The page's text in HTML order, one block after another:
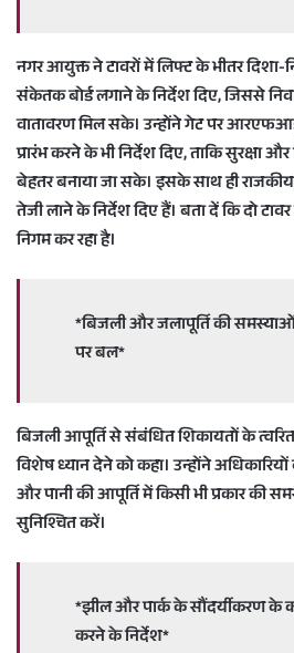
नगर आयुक्त ने टावरों में लिफ्ट के भीतर दिशा-
संकेतक बोर्ड लगाने के निर्देश दिए, जिससे
वातावरण मिल सके। उन्होंने गेट पर
प्रारंभ करने के भी निर्देश दिए, ताकि सुरक्षा
बेहतर बनाया जा सके। इसके साथ ही राजकीय
तेजी लाने के निर्देश दिए हैं। बता दें कि दो टावर
निगम कर रहा है।
*बिजली और जलापूर्ति की
पर बल*
बिजली आपूर्ति से संबंधित शिकायतों के
विशेष ध्यान देने को कहा। उन्होंने अधिकारियों
और पानी की आपूर्ति में किसी भी प्रकार की
सुनिश्चित करें।
*झील और पार्क के सौंदर्यीकरण के
करने के निर्देश*